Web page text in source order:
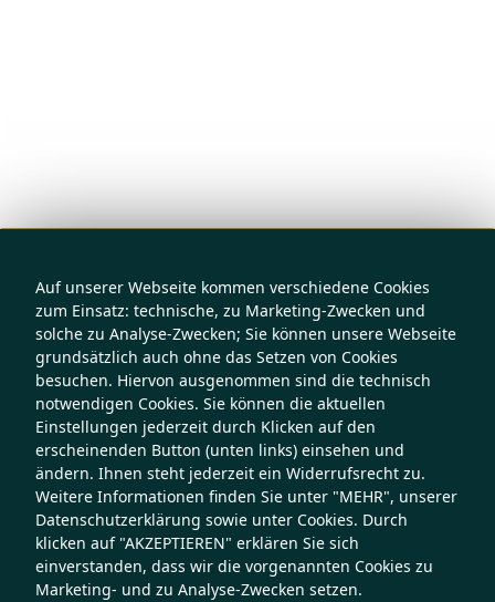
Auf unserer Webseite kommen verschiedene Cookies
zum Einsatz: technische, zu Marketing-Zwecken und
solche zu Analyse-Zwecken; Sie können unsere Webseite
grundsätzlich auch ohne das Setzen von Cookies
besuchen. Hiervon ausgenommen sind die technisch
notwendigen Cookies. Sie können die aktuellen
Einstellungen jederzeit durch Klicken auf den
erscheinenden Button (unten links) einsehen und
ändern. Ihnen steht jederzeit ein Widerrufsrecht zu.
Weitere Informationen finden Sie unter "MEHR", unserer
Datenschutzerklärung sowie unter Cookies. Durch
klicken auf "AKZEPTIEREN" erklären Sie sich
einverstanden, dass wir die vorgenannten Cookies zu
Marketing- und zu Analyse-Zwecken setzen.